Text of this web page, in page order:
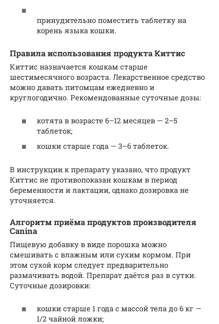
принудительно поместить таблетку на
корень языка кошки.
Правила использования продукта Киттис
Киттис назначается кошкам старше
шестимесячного возраста. Лекарственное средство
можно давать питомцам ежедневно и
круглогодично. Рекомендованные суточные дозы:
котята в возрасте 6–12 месяцев — 2–5
таблеток;
кошки старше года — 3–6 таблеток.
В инструкции к препарату указано, что продукт
Киттис не противопоказан кошкам в период
беременности и лактации, однако дозировка не
уточняется.
Алгоритм приёма продуктов производителя
Canina
Пищевую добавку в виде порошка можно
смешивать с влажным или сухим кормом. При
этом сухой корм следует предварительно
размачивать водой. Препарат даётся раз в сутки.
Суточные дозировки:
кошки старше 1 года с массой тела до 6 кг —
1/2 чайной ложки;